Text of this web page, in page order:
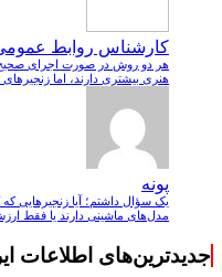
کارشناس روابط
هر دو روش در صورت اجرای صحیح
هنری بیشتری دارند، اما
پونه
یک سؤال داشتم؛ آیا زنجیرهایی
مدل‌های ماشینی دارند یا فقط
جدیدترین‌های اطلاعات